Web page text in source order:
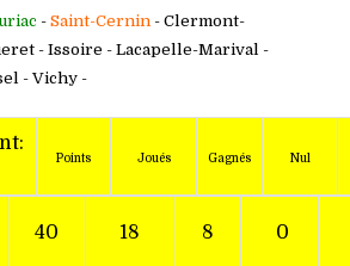
- Saint-Cernin - Clermont-
- Issoire - Lacapelle-Marival -
- Vichy -
Points Joués Gagnés Nul
40 18 8 0